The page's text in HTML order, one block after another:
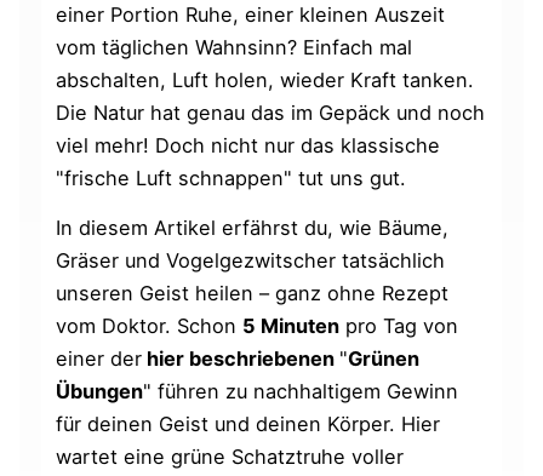
einer Portion Ruhe, einer kleinen Auszeit
vom täglichen Wahnsinn? Einfach mal
abschalten, Luft holen, wieder Kraft tanken.
Die Natur hat genau das im Gepäck und noch
viel mehr! Doch nicht nur das klassische
"frische Luft schnappen" tut uns gut.
In diesem Artikel erfährst du, wie Bäume,
Gräser und Vogelgezwitscher tatsächlich
unseren Geist heilen – ganz ohne Rezept
vom Doktor. Schon 5 Minuten pro Tag von
einer der hier beschriebenen "Grünen
Übungen" führen zu nachhaltigem Gewinn
für deinen Geist und deinen Körper. Hier
wartet eine grüne Schatztruhe voller